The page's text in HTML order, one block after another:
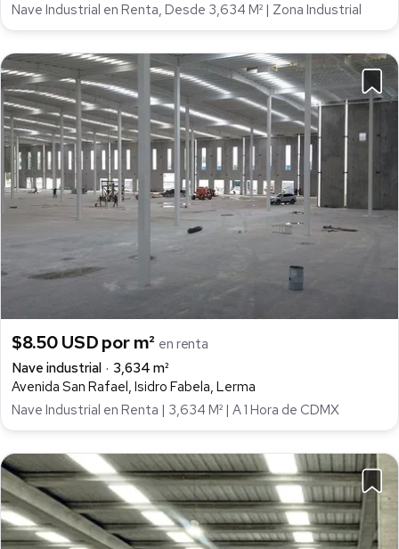
Nave Industrial en Renta, Desde 3,634 M² | Zona Industrial
$8.50 USD por m² en renta
Nave industrial
3,634 m²
Avenida San Rafael, Isidro Fabela, Lerma
Nave Industrial en Renta | 3,634 M² | A 1 Hora de CDMX